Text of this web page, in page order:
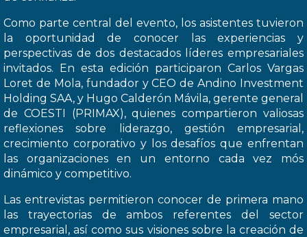
Como parte central del evento, los asistentes tuvieron
la oportunidad de conocer las experiencias y
perspectivas de dos destacados líderes empresariales
invitados. En esta edición participaron Carlos Vargas
Loret de Mola, fundador y CEO de Andino Investment
Holding SAA, y Hugo Calderón Mávila, gerente general
de COESTI (PRIMAX), quienes compartieron valiosas
reflexiones sobre liderazgo, gestión empresarial,
crecimiento corporativo y los desafíos que enfrentan
las organizaciones en un entorno cada vez mós
dinámico y competitivo.
Las entrevistas permitieron conocer de primera mano
las trayectorias de ambos referentes del sector
empresarial, así como sus visiones sobre la creación de